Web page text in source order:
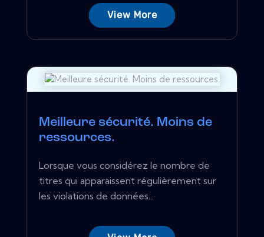
View More
Meilleure sécurité. Moins de
ressources.
Lorsque vous considérez le nombre de
titres qui apparaissent régulièrement sur
les violations de données...